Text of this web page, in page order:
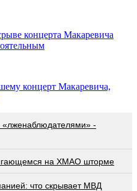
концерта Макаревича
концерт Макаревича,
«лженаблюдателями» -
на ХМАО шторме
что скрывает МВД